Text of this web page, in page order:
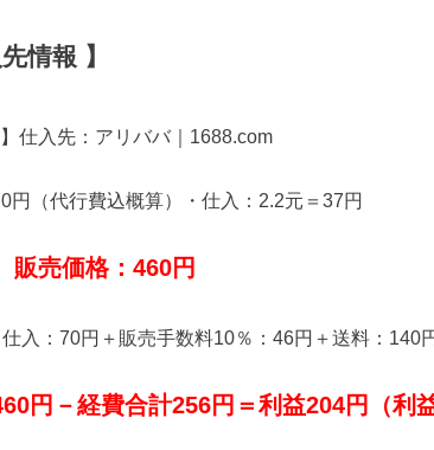
情報 】
】仕入先：アリババ｜1688.com
円（代行費込概算）・仕入：2.2元＝37円
販売価格：460円
入：70円＋販売手数料10％：46円＋送料：140
円－経費合計256円＝利益204円（利